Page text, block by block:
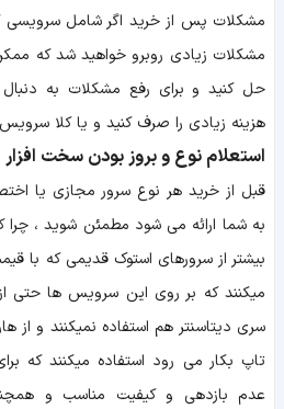
مشکلات پس از خرید اگر شامل سرویسی
مشکلات زیادی روبرو خواهید شد که
حل کنید و برای رفع مشکلات به
هزینه زیادی را صرف کنید و یا کلا سرویس
استعلام نوع و بروز بودن سخت افزار
قبل از خرید هر نوع سرور مجازی یا
به شما ارائه می شود مطمئن شوید ،
بیشتر از سرورهای استوک قدیمی که با
میکنند که بر روی این سرویس ها
سری دیتاسنتر هم استفاده نمیکنند و از
تاپ بکار می رود استفاده میکنند که
عدم بازدهی و کیفیت مناسب و